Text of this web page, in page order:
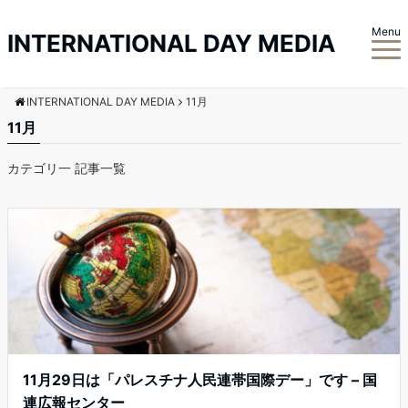
INTERNATIONAL DAY MEDIA Menu
INTERNATIONAL DAY MEDIA 11月
11月
カテゴリ一 記事一覧
11月29日は「パレスチナ人民連帯国際デー」です – 国
連広報センター